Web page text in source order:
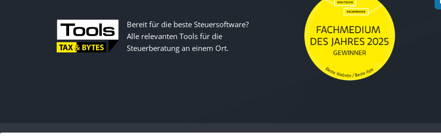
Bereit für die beste Steuersoftware?
Alle relevanten Tools für die
Steuerberatung an einem Ort.